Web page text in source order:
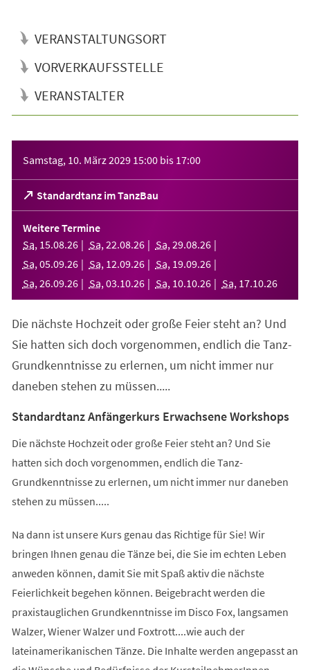
VERANSTALTUNGSORT
VORVERKAUFSSTELLE
VERANSTALTER
Samstag, 10. März 2029 15:00 bis 17:00
Standardtanz im TanzBau
(Öffnet
in
einem
neuen
Tab)
Weitere Termine
Sa, 15.08.26 Sa, 22.08.26 Sa, 29.08.26
Sa, 05.09.26 Sa, 12.09.26 Sa, 19.09.26
Sa, 26.09.26 Sa, 03.10.26 Sa, 10.10.26 Sa, 17.10.26
Die nächste Hochzeit oder große Feier steht an? Und
Sie hatten sich doch vorgenommen, endlich die Tanz-
Grundkenntnisse zu erlernen, um nicht immer nur
daneben stehen zu müssen.....
Standardtanz Anfängerkurs Erwachsene Workshops
Die nächste Hochzeit oder große Feier steht an? Und Sie
hatten sich doch vorgenommen, endlich die Tanz-
Grundkenntnisse zu erlernen, um nicht immer nur daneben
stehen zu müssen.....
Na dann ist unsere Kurs genau das Richtige für Sie! Wir
bringen Ihnen genau die Tänze bei, die Sie im echten Leben
anweden können, damit Sie mit Spaß aktiv die nächste
Feierlichkeit begehen können. Beigebracht werden die
praxistauglichen Grundkenntnisse im Disco Fox, langsamen
Walzer, Wiener Walzer und Foxtrott....wie auch der
lateinamerikanischen Tänze. Die Inhalte werden angepasst an